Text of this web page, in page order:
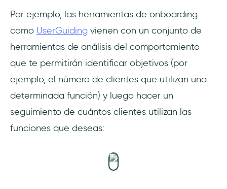
Por ejemplo, las herramientas de onboarding
como UserGuiding vienen con un conjunto de
herramientas de análisis del comportamiento
que te permitirán identificar objetivos (por
ejemplo, el número de clientes que utilizan una
determinada función) y luego hacer un
seguimiento de cuántos clientes utilizan las
funciones que deseas: